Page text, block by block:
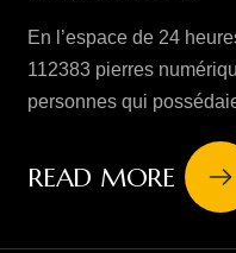
En l’espace de 24
112383 pierres
personnes qui
READ MORE